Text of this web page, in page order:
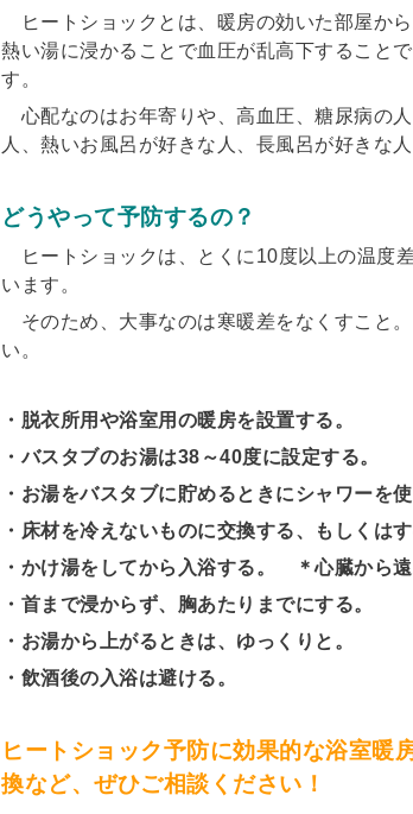
ヒートショックとは、暖房の効いた部屋か
熱い湯に浸かることで血圧が乱高下すること
す。
心配なのはお年寄りや、高血圧、糖尿病の
人、熱いお風呂が好きな人、長風呂が好きな人
どうやって予防するの？
ヒートショックは、とくに10度以上の温度
います。
そのため、大事なのは寒暖差をなくすこと
い。
・脱衣所用や浴室用の暖房を設置する。
・バスタブのお湯は38～40度に設定する。
・お湯をバスタブに貯めるときにシャワーを
・床材を冷えないものに交換する、もしくは
・かけ湯をしてから入浴する。 ＊心臓から
・首まで浸からず、胸あたりまでにする。
・お湯から上がるときは、ゆっくりと。
・飲酒後の入浴は避ける。
ヒートショック予防に効果的な浴室暖
換など、ぜひご相談ください！